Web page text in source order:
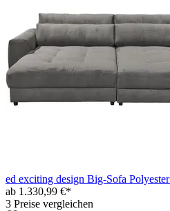
ed exciting design Big-Sofa
ab 1.330,99 €*
3 Preise vergleichen